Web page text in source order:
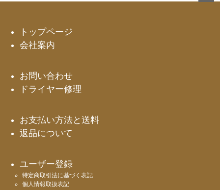
トップページ
会社案内
お問い合わせ
ドライヤー修理
お支払い方法と送料
返品について
ユーザー登録
特定商取引法に基づく表記
個人情報取扱表記